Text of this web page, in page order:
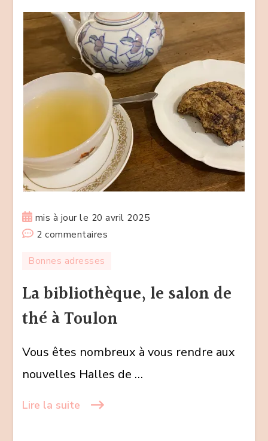
mis à jour le 20 avril 2025
2 commentaires
le
salon
de
à
Toulon
Bonnes adresses
La bibliothèque, le salon de
thé à Toulon
Vous êtes nombreux à vous rendre aux
nouvelles Halles de …
Lire la suite